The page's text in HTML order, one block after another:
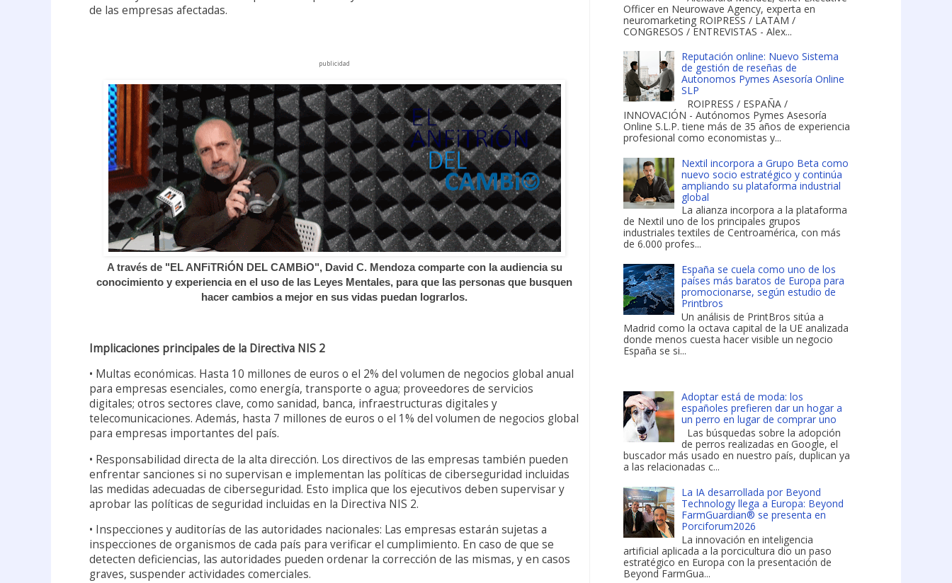
de las empresas afectadas.
publicidad
A través de "EL ANFiTRiÓN DEL CAMBiO", David C. Mendoza comparte con la audiencia su
conocimiento y experiencia en el uso de las Leyes Mentales, para que las personas que busquen
hacer cambios a mejor en sus vidas puedan lograrlos.
Implicaciones principales de la Directiva NIS 2
• Multas económicas. Hasta 10 millones de euros o el 2% del volumen de negocios global anual
para empresas esenciales, como energía, transporte o agua; proveedores de servicios
digitales; otros sectores clave, como sanidad, banca, infraestructuras digitales y
telecomunicaciones. Además, hasta 7 millones de euros o el 1% del volumen de negocios global
para empresas importantes del país.
• Responsabilidad directa de la alta dirección. Los directivos de las empresas también pueden
enfrentar sanciones si no supervisan e implementan las políticas de ciberseguridad incluidas
las medidas adecuadas de ciberseguridad. Esto implica que los ejecutivos deben supervisar y
aprobar las políticas de seguridad incluidas en la Directiva NIS 2.
• Inspecciones y auditorías de las autoridades nacionales: Las empresas estarán sujetas a
inspecciones de organismos de cada país para verificar el cumplimiento. En caso de que se
detecten deficiencias, las autoridades pueden ordenar la corrección de las mismas, y en casos
graves, suspender actividades comerciales.
Officer en Neurowave Agency, experta en
neuromarketing ROIPRESS / LATAM /
CONGRESOS / ENTREVISTAS - Alex...
Reputación online: Nuevo Sistema
de gestión de reseñas de
Autonomos Pymes Asesoría Online
SLP
ROIPRESS / ESPAÑA /
INNOVACIÓN - Autónomos Pymes Asesoría
Online S.L.P. tiene más de 35 años de experiencia
profesional como economistas y...
Nextil incorpora a Grupo Beta como
nuevo socio estratégico y continúa
ampliando su plataforma industrial
global
La alianza incorpora a la plataforma
de Nextil uno de los principales grupos
industriales textiles de Centroamérica, con más
de 6.000 profes...
España se cuela como uno de los
países más baratos de Europa para
promocionarse, según estudio de
Printbros
Un análisis de PrintBros sitúa a
Madrid como la octava capital de la UE analizada
donde menos cuesta hacer visible un negocio
España se si...
Adoptar está de moda: los
españoles prefieren dar un hogar a
un perro en lugar de comprar uno
Las búsquedas sobre la adopción
de perros realizadas en Google, el
buscador más usado en nuestro país, duplican ya
a las relacionadas c...
La IA desarrollada por Beyond
Technology llega a Europa: Beyond
FarmGuardian® se presenta en
Porciforum2026
La innovación en inteligencia
artificial aplicada a la porcicultura dio un paso
estratégico en Europa con la presentación de
Beyond FarmGua...